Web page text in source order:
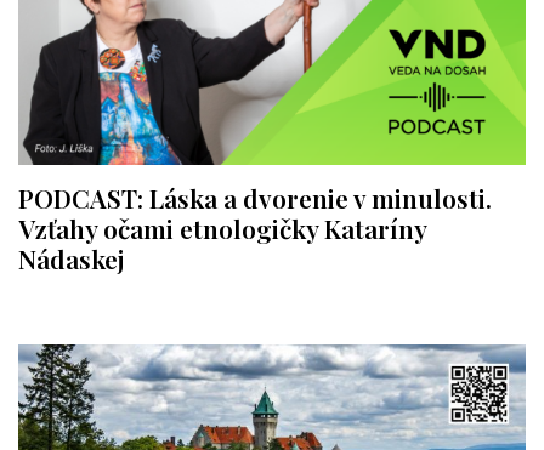
PODCAST: Láska a dvorenie v minulosti.
Vzťahy očami etnologičky Kataríny
Nádaskej